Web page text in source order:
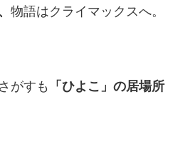
物語はクライマックスへ。
がすも 「ひよこ」の居場所